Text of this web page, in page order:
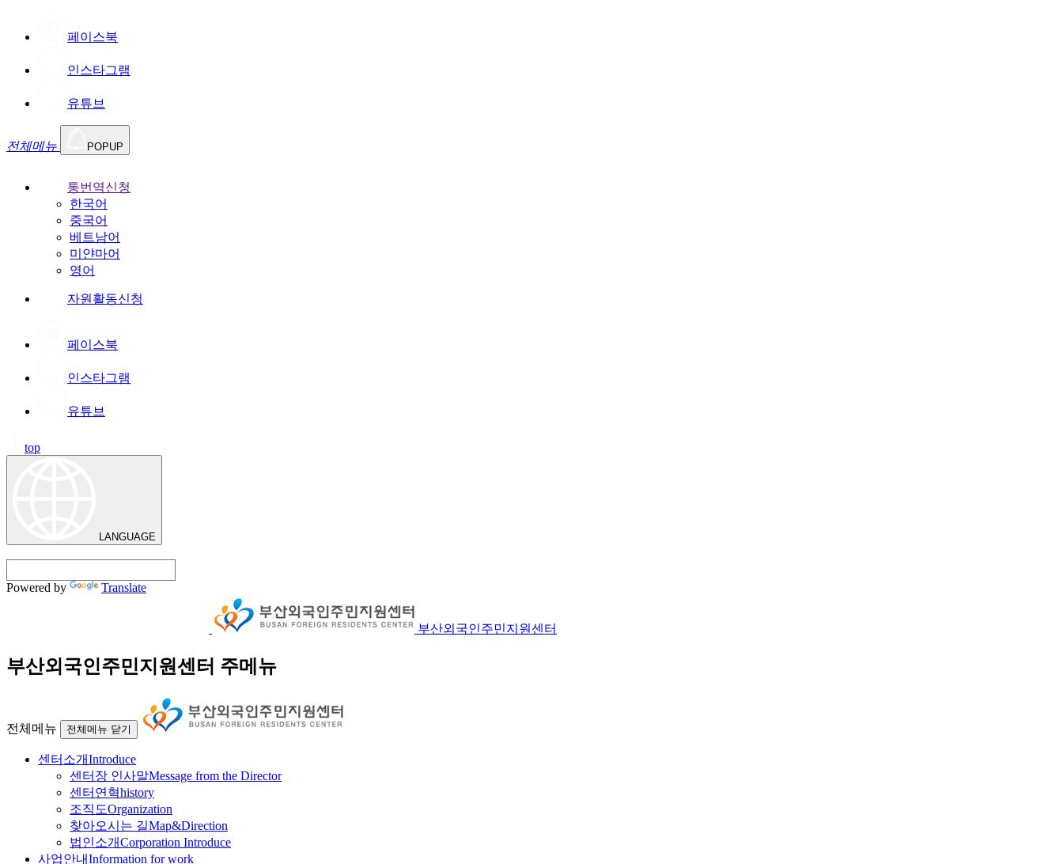
페이스북
인스타그램
유튜브
전체메뉴 POPUP
통번역신청
한국어
중국어
베트남어
미얀마어
영어
자원활동신청
페이스북
인스타그램
유튜브
top
LANGUAGE
Powered by Translate
부산외국인주민지원센터
부산외국인주민지원센터 주메뉴
전체메뉴 전체메뉴 닫기
센터소개Introduce
센터장 인사말Message from the Director
센터연혁history
조직도Organization
찾아오시는 길Map&Direction
법인소개Corporation Introduce
사업안내Information for work